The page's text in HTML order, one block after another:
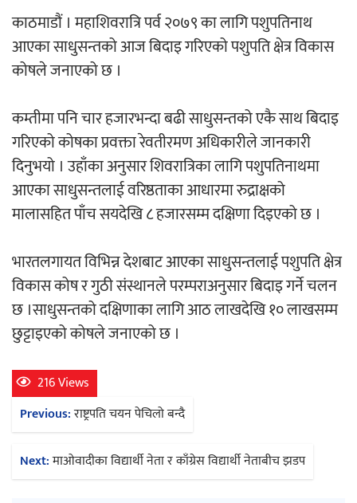
हलमा छैन ‘गौँथली’को टिकट
‘आइतबारको अफिस’ को परिचर्चा सम्पन्न
अर्जुन चन्द्रको ‘संवेदनाका प्रतिध्वनि’
मुक्तकसङ्ग्रह लोकार्पण
‘दुर्गा’ निर्माण गर्दै सम्राट
काठमाडौं । महाशिवरात्रि पर्व २०७९ का लागि पशुपतिनाथ
आएका साधुसन्तको आज बिदाइ गरिएको पशुपति क्षेत्र विकास
कोषले जनाएको छ ।
कम्तीमा पनि चार हजारभन्दा बढी साधुसन्तको एकै साथ बिदाइ
गरिएको कोषका प्रवक्ता रेवतीरमण अधिकारीले जानकारी
दिनुभयो । उहाँका अनुसार शिवरात्रिका लागि पशुपतिनाथमा
आएका साधुसन्तलाई वरिष्ठताका आधारमा रुद्राक्षको
मालासहित पाँच सयदेखि ८ हजारसम्म दक्षिणा दिइएको छ ।
भारतलगायत विभिन्न देशबाट आएका साधुसन्तलाई पशुपति क्षेत्र
विकास कोष र गुठी संस्थानले परम्पराअनुसार बिदाइ गर्ने चलन
छ ।साधुसन्तको दक्षिणाका लागि आठ लाखदेखि १० लाखसम्म
छुट्टाइएको कोषले जनाएको छ ।
216 Views
Post
navigation
Previous:राष्ट्रपति चयन पेचिलो बन्दै
Next:माओवादीका विद्यार्थी नेता र काँग्रेस विद्यार्थी नेताबीच झडप